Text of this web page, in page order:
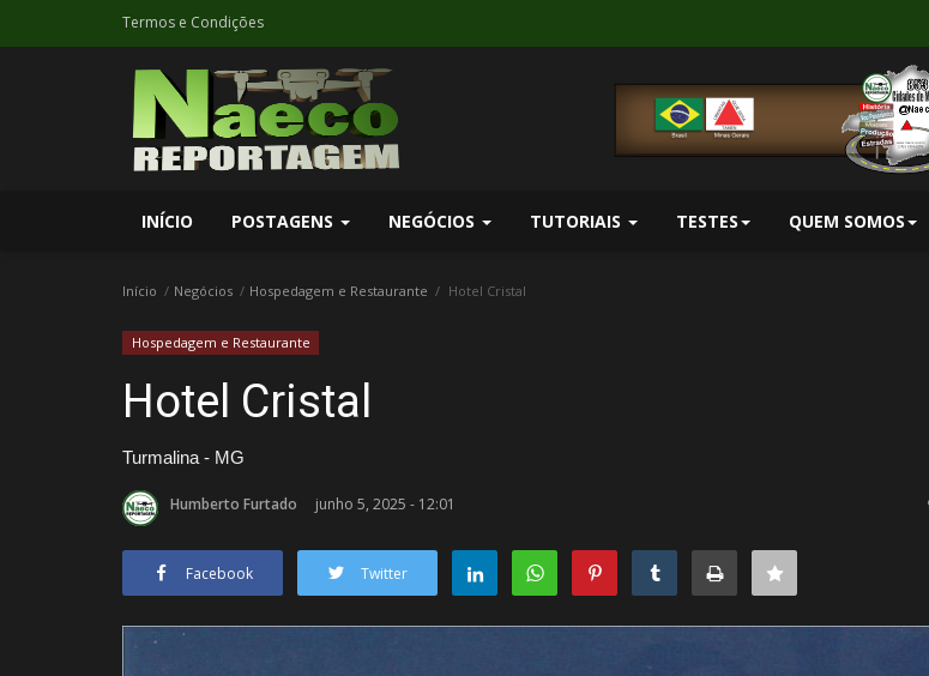
Termos e Condições
INÍCIO POSTAGENS NEGÓCIOS TUTORIAIS TESTES QUEM SOMOS
Início Negócios Hospedagem e Restaurante Hotel Cristal
Hospedagem e Restaurante
Hotel Cristal
Turmalina - MG
Humberto Furtado junho 5, 2025 - 12:01
Facebook Twitter